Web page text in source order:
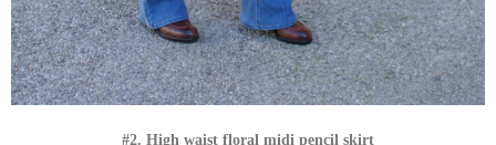
#2. High waist floral midi pencil skirt